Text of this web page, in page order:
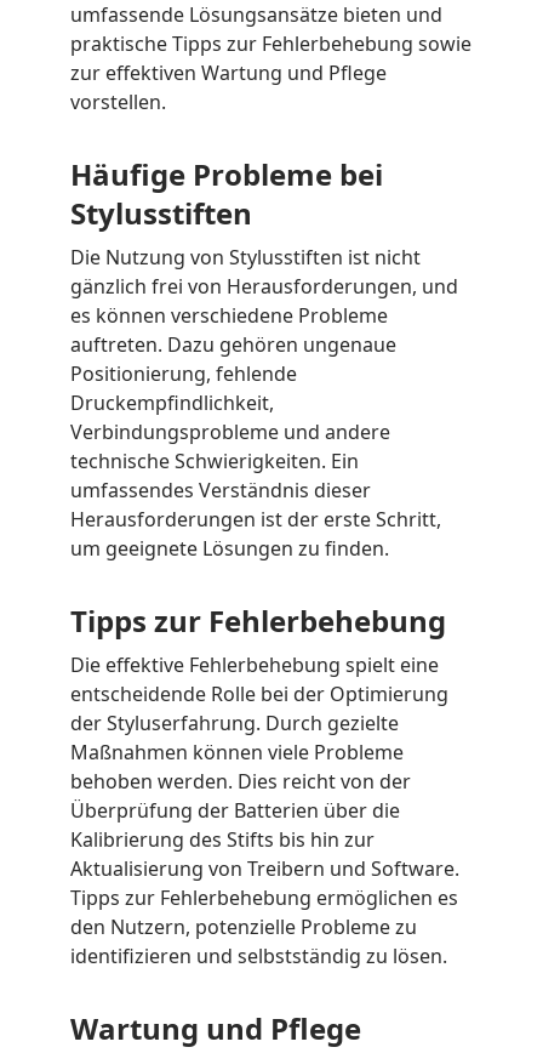
umfassende Lösungsansätze bieten und
praktische Tipps zur Fehlerbehebung sowie
zur effektiven Wartung und Pflege
vorstellen.
Häufige Probleme bei
Stylusstiften
Die Nutzung von Stylusstiften ist nicht
gänzlich frei von Herausforderungen, und
es können verschiedene Probleme
auftreten. Dazu gehören ungenaue
Positionierung, fehlende
Druckempfindlichkeit,
Verbindungsprobleme und andere
technische Schwierigkeiten. Ein
umfassendes Verständnis dieser
Herausforderungen ist der erste Schritt,
um geeignete Lösungen zu finden.
Tipps zur Fehlerbehebung
Die effektive Fehlerbehebung spielt eine
entscheidende Rolle bei der Optimierung
der Styluserfahrung. Durch gezielte
Maßnahmen können viele Probleme
behoben werden. Dies reicht von der
Überprüfung der Batterien über die
Kalibrierung des Stifts bis hin zur
Aktualisierung von Treibern und Software.
Tipps zur Fehlerbehebung ermöglichen es
den Nutzern, potenzielle Probleme zu
identifizieren und selbstständig zu lösen.
Wartung und Pflege